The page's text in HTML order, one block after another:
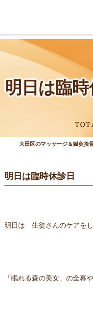
明日は臨時
明日は臨時休診日
明日は 生徒さんのケアを
「眠れる森の美女」の全